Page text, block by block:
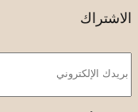
الاشتراك